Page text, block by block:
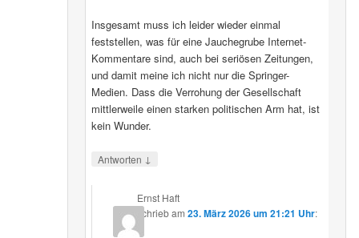
Insgesamt muss ich leider wieder einmal
feststellen, was für eine Jauchegrube Internet-
Kommentare sind, auch bei seriösen Zeitungen,
und damit meine ich nicht nur die Springer-
Medien. Dass die Verrohung der Gesellschaft
mittlerweile einen starken politischen Arm hat, ist
kein Wunder.
Antworten ↓
Ernst Haft
schriebam23. März 2026 um 21:21 Uhr: